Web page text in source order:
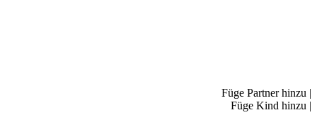
Füge Partner hinzu |
Füge Kind hinzu |